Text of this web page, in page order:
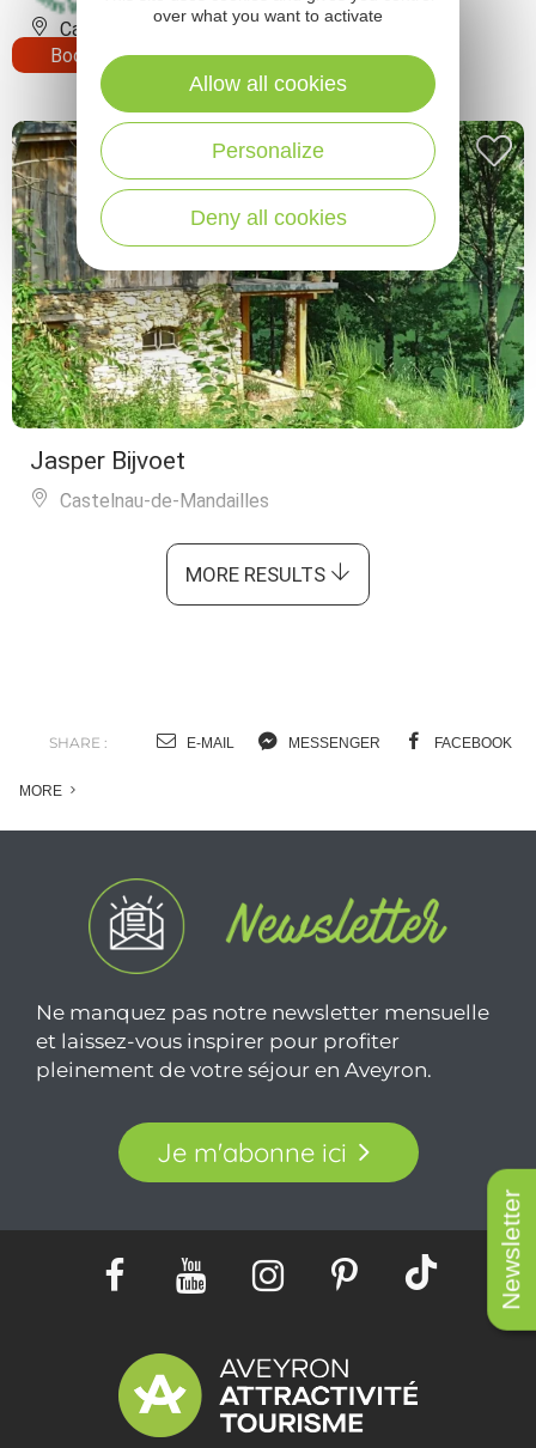
Newsletter
Castelnau-de-Mandailles
Book
Jasper Bijvoet
Castelnau-de-Mandailles
MORE RESULTS
SHARE : E-MAIL MESSENGER FACEBOOK
MORE
Ne manquez pas notre newsletter mensuelle
et laissez-vous inspirer pour profiter
pleinement de votre séjour en Aveyron.
Je m'abonne ici
over what you want to activate
Deny all cookies
Personalize
Allow all cookies